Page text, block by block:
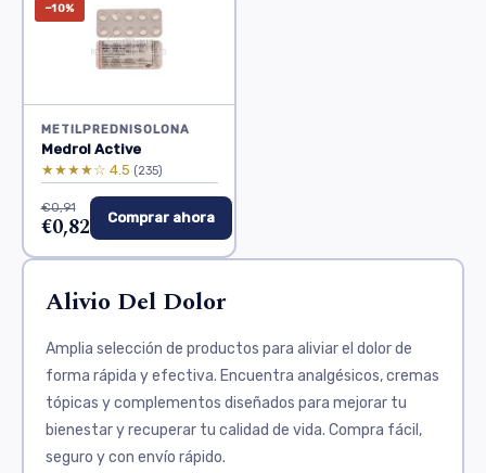
−10%
METILPREDNISOLONA
Medrol Active
★★★★☆ 4.5 (235)
€0,91
€0,82 Comprar ahora
Alivio Del Dolor
Amplia selección de productos para aliviar el dolor de
forma rápida y efectiva. Encuentra analgésicos, cremas
tópicas y complementos diseñados para mejorar tu
bienestar y recuperar tu calidad de vida. Compra fácil,
seguro y con envío rápido.